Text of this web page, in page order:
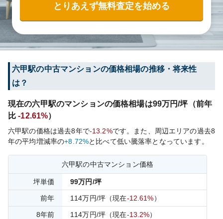
とりあえず無料査定を始める
六甲駅の中古マンションの価格相場の推移・将来性
は？
現在の六甲駅のマンションの価格相場は99万円/坪（前年
比 -12.61%）
六甲駅の価格は過去8年で-13.2%です。 また、周辺エリアの過去8
年の平均増減率の+8.72%と比べて低い騰落率となっています。
六甲駅の中古マンション価格
坪単価 99万円/坪
前年 114万円/坪 （現在-12.61%）
8年前 114万円/坪 （現在-13.2%）